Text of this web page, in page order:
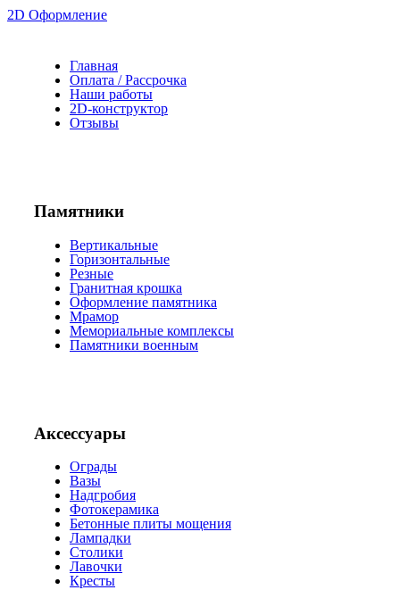
2D Оформление
Главная
Оплата / Рассрочка
Наши работы
2D-конструктор
Отзывы
Памятники
Вертикальные
Горизонтальные
Резные
Гранитная крошка
Оформление памятника
Мрамор
Мемориальные комплексы
Памятники военным
Аксессуары
Ограды
Вазы
Надгробия
Фотокерамика
Бетонные плиты мощения
Лампадки
Столики
Лавочки
Кресты